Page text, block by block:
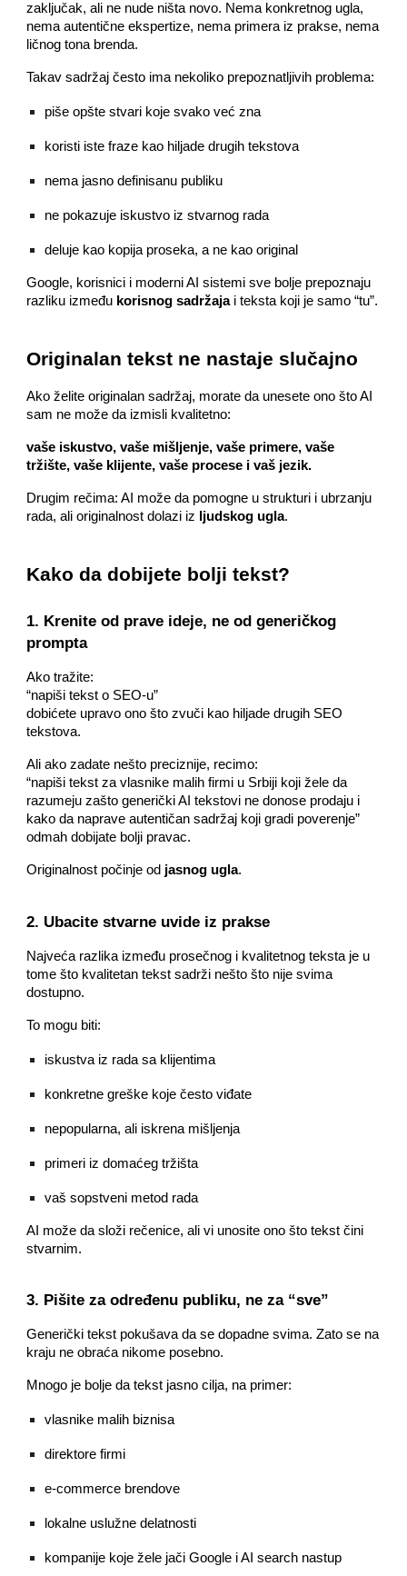
zaključak, ali ne nude ništa novo. Nema konkretnog ugla,
nema autentične ekspertize, nema primera iz prakse, nema
ličnog tona brenda.
Takav sadržaj često ima nekoliko prepoznatljivih problema:
piše opšte stvari koje svako već zna
koristi iste fraze kao hiljade drugih tekstova
nema jasno definisanu publiku
ne pokazuje iskustvo iz stvarnog rada
deluje kao kopija proseka, a ne kao original
Google, korisnici i moderni AI sistemi sve bolje prepoznaju
razliku između korisnog sadržajai teksta koji je samo “tu”.
Originalan tekst ne nastaje slučajno
Ako želite originalan sadržaj, morate da unesete ono što AI
sam ne može da izmisli kvalitetno:
vaše iskustvo, vaše mišljenje, vaše primere, vaše
tržište, vaše klijente, vaše procese i vaš jezik.
Drugim rečima: AI može da pomogne u strukturi i ubrzanju
rada, ali originalnost dolazi iz
ljudskog ugla.
Kako da dobijete bolji tekst?
1. Krenite od prave ideje, ne od generičkog
prompta
Ako tražite:
“napiši tekst o SEO-u”
dobićete upravo ono što zvuči kao hiljade drugih SEO
tekstova.
Ali ako zadate nešto preciznije, recimo:
“napiši tekst za vlasnike malih firmi u Srbiji koji žele da
razumeju zašto generički AI tekstovi ne donose prodaju i
kako da naprave autentičan sadržaj koji gradi poverenje”
odmah dobijate bolji pravac.
Originalnost počinje od jasnog ugla.
2. Ubacite stvarne uvide iz prakse
Najveća razlika između prosečnog i kvalitetnog teksta je u
tome što kvalitetan tekst sadrži nešto što nije svima
dostupno.
To mogu biti:
iskustva iz rada sa klijentima
konkretne greške koje često viđate
nepopularna, ali iskrena mišljenja
primeri iz domaćeg tržišta
vaš sopstveni metod rada
AI može da složi rečenice, ali vi unosite ono što tekst čini
stvarnim.
3. Pišite za određenu publiku, ne za “sve”
Generički tekst pokušava da se dopadne svima. Zato se na
kraju ne obraća nikome posebno.
Mnogo je bolje da tekst jasno cilja, na primer:
vlasnike malih biznisa
direktore firmi
e-commerce brendove
lokalne uslužne delatnosti
kompanije koje žele jači Google i AI search nastup